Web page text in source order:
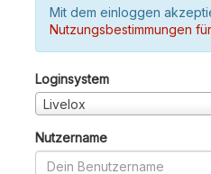
Mit dem einloggen
Nutzungsbestimmungen
Loginsystem
Livelox
Nutzername